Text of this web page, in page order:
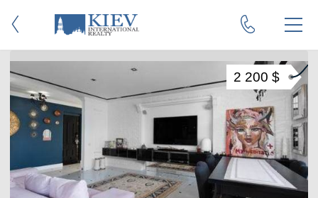
2 200 $